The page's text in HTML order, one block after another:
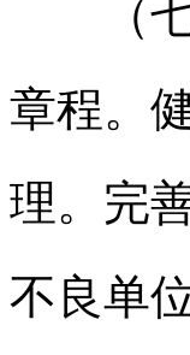
（七
章程。
理。完
不良单